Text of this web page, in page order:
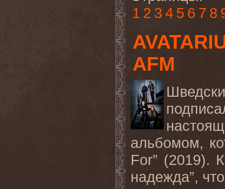
1 2 3 4 5 6 7 8
AFM
альбомом,
For” (2019).
надежда”,